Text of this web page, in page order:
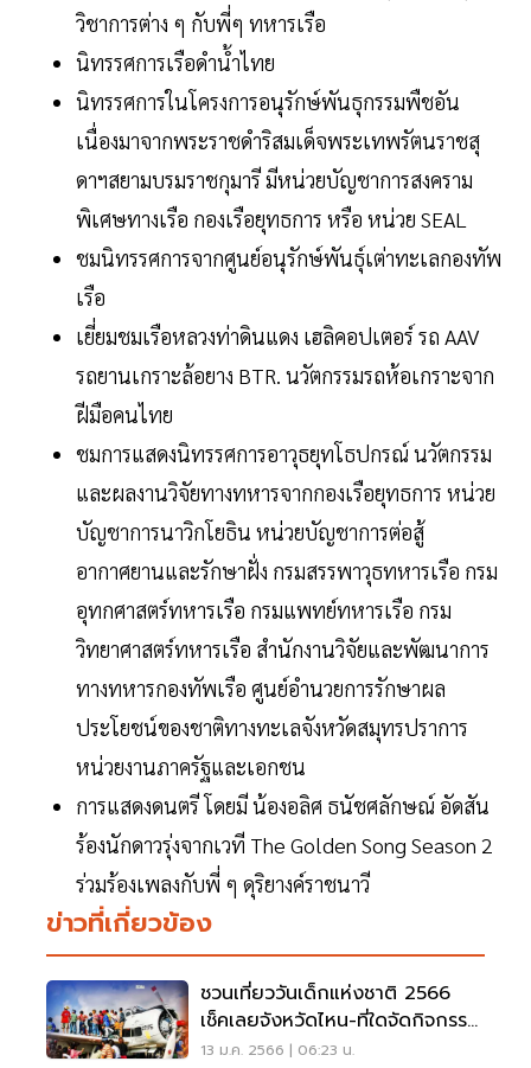
วิชาการต่าง ๆ กับพี่ๆ ทหารเรือ
นิทรรศการเรือดำน้ำไทย
นิทรรศการในโครงการอนุรักษ์พันธุกรรมพืชอัน
เนื่องมาจากพระราชดำริสมเด็จพระเทพรัตนราชสุ
ดาฯสยามบรมราชกุมารี มีหน่วยบัญชาการสงคราม
พิเศษทางเรือ กองเรือยุทธการ หรือ หน่วย SEAL
ชมนิทรรศการจากศูนย์อนุรักษ์พันธุ์เต่าทะเลกองทัพ
เรือ
เยี่ยมชมเรือหลวงท่าดินแดง เฮลิคอปเตอร์ รถ AAV
รถยานเกราะล้อยาง BTR. นวัตกรรมรถห้อเกราะจาก
ฝีมือคนไทย
ชมการแสดงนิทรรศการอาวุธยุทโธปกรณ์ นวัตกรรม
และผลงานวิจัยทางทหารจากกองเรือยุทธการ หน่วย
บัญชาการนาวิกโยธิน หน่วยบัญชาการต่อสู้
อากาศยานและรักษาฝั่ง กรมสรรพาวุธทหารเรือ กรม
อุทกศาสตร์ทหารเรือ กรมแพทย์ทหารเรือ กรม
วิทยาศาสตร์ทหารเรือ สำนักงานวิจัยและพัฒนาการ
ทางทหารกองทัพเรือ ศูนย์อำนวยการรักษาผล
ประโยชน์ของชาติทางทะเลจังหวัดสมุทรปราการ
หน่วยงานภาครัฐและเอกชน
การแสดงดนตรี โดยมี น้องอลิศ ธนัชศลักษณ์ อัดสัน
ร้องนักดาวรุ่งจากเวที The Golden Song Season 2
ร่วมร้องเพลงกับพี่ ๆ ดุริยางค์ราชนาวี
ข่าวที่เกี่ยวข้อง
ชวนเที่ยววันเด็กแห่งชาติ 2566
เช็คเลยจังหวัดไหน-ที่ใดจัดกิจกรรม
บ้าง
13 ม.ค. 2566 | 06:23 น.